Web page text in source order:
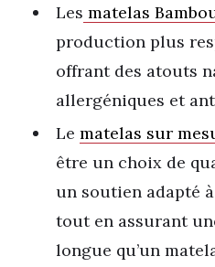
Les matelas
production plus
offrant des atouts
allergéniques et
Le matelas sur
être un choix de
un soutien adapté
tout en assurant
longue qu’un